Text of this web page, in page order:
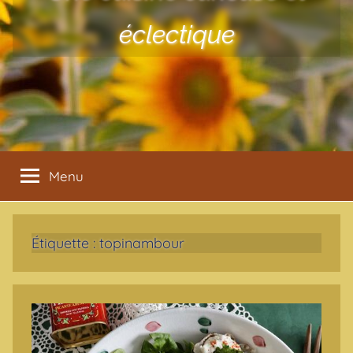
éclectique
Menu
Étiquette : topinambour